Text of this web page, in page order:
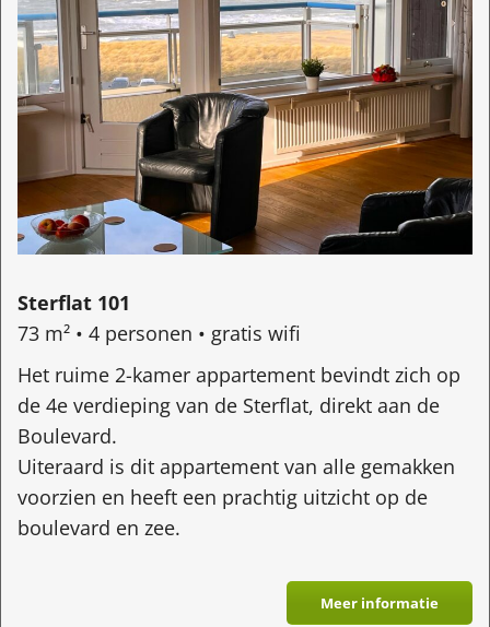
Sterflat 101
73 m² • 4 personen • gratis wifi
Het ruime 2-kamer appartement bevindt zich op
de 4e verdieping van de Sterflat, direkt aan de
Boulevard.
Uiteraard is dit appartement van alle gemakken
voorzien en heeft een prachtig uitzicht op de
boulevard en zee.
Meer informatie